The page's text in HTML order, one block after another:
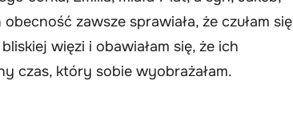
zawsze sprawiała, że czułam się
więzi i obawiałam się, że ich
czas, który sobie wyobrażałam.